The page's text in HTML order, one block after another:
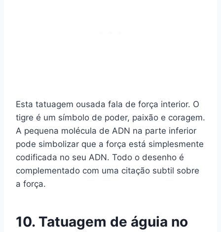
Esta tatuagem ousada fala de força interior. O
tigre é um símbolo de poder, paixão e coragem.
A pequena molécula de ADN na parte inferior
pode simbolizar que a força está simplesmente
codificada no seu ADN. Todo o desenho é
complementado com uma citação subtil sobre
a força.
10. Tatuagem de águia no